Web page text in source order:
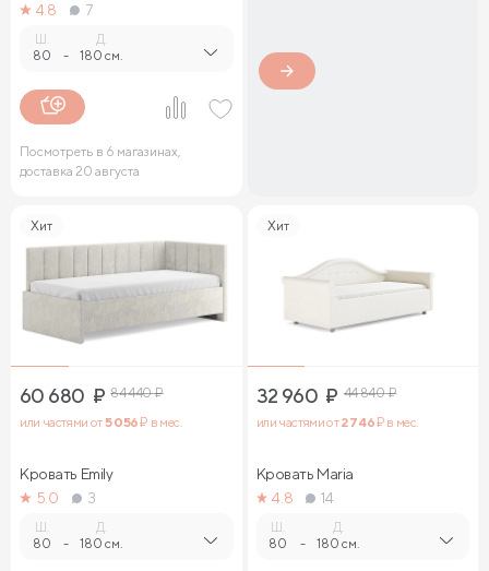
4.8
7
80 -
Д.
180 см.
Посмотреть в 6 магазинах,
доставка 20 августа
Хит
60 680 ₽ 84 440₽
или частями от5 056₽ в мес.
Кровать Emily
5.0
3
80 -
Д.
180 см.
Хит
32 960 ₽ 44 840₽
или частями от2 746₽ в мес.
Кровать Maria
4.8
14
80 -
Д.
180 см.